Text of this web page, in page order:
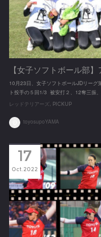
【女子ソフトボール部
10月23日、女子ソフトボールJDリーグ
ト投手の５回1/3 被安打２、12奪三振
レッドテリアーズ PICKUP
toyosupoYAMA
17
Oct 2022